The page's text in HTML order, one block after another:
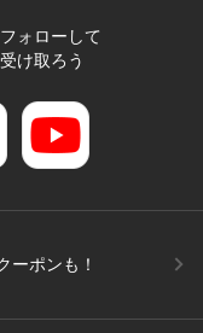
ォローして
け取ろう
ーポンも！